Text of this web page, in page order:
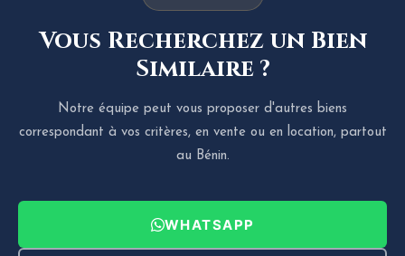
Vous Recherchez un Bien
Similaire ?
Notre équipe peut vous proposer d'autres biens
correspondant à vos critères, en vente ou en location, partout
au Bénin.
WHATSAPP